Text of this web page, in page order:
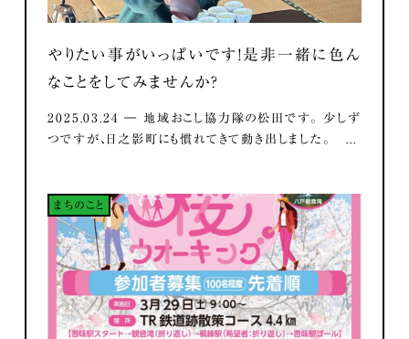
やりたい事がいっぱいです！是非一緒に色ん
なことをしてみませんか？
2025.03.24 ― 地域おこし協力隊の松田です。 少しず
つですが、日之影町にも慣れてきて動き出しました。 ...
まちのこと